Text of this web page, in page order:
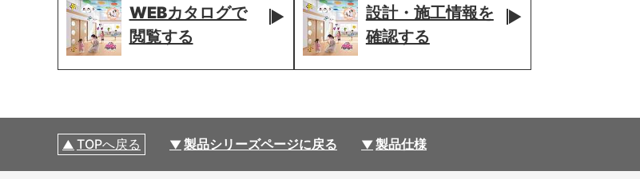
WEBカタログで
閲覧する
設計・施工情報を
確認する
TOPへ戻る 製品シリーズページに戻る 製品仕様